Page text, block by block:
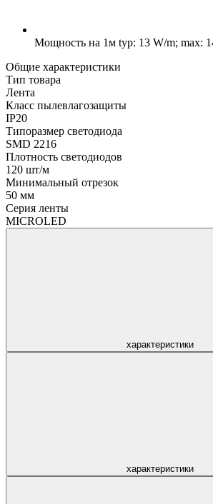
Мощность на 1м typ: 13 W/m; max:
Общие характеристики
Тип товара
Лента
Класс пылевлагозащиты
IP20
Типоразмер светодиода
SMD 2216
Плотность светодиодов
120 шт/м
Минимальный отрезок
50 мм
Серия ленты
MICROLED
характеристики
характеристики